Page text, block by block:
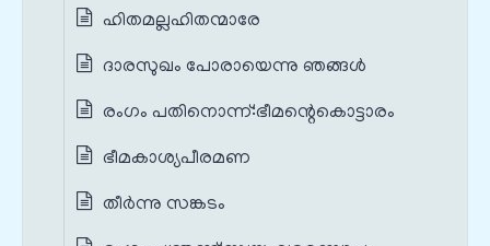
ഹിതമല്ലഹിതന്മാരേ
ദാരസുഖം പോരായെന്നു ഞങ്ങൾ
രംഗം പതിനൊന്ന്‌:ഭീമന്റെകൊട്ടാരം
ഭീമകാശ്യപീരമണ
തീർന്നു സങ്കടം